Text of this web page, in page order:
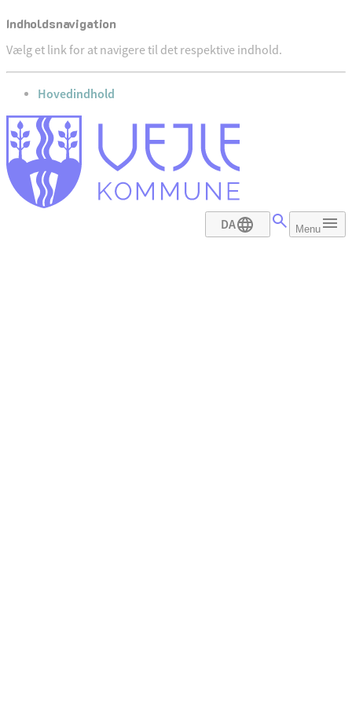
Indholdsnavigation
Vælg et link for at navigere til det respektive indhold.
gå til
Hovedindhold
DA Menu